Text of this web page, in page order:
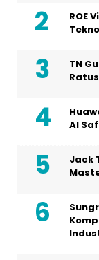
ROE
TN
Al
Jack